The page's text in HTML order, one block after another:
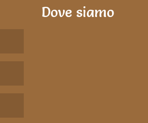
Dove siamo